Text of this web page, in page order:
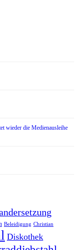
wieder die Medienausleihe
Beleidigung Christian
Diskothek